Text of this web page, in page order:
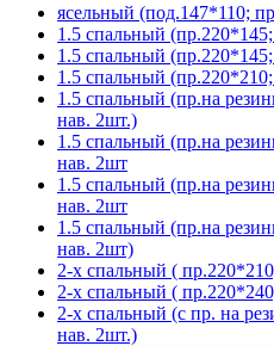
ясельный (под.147*110;
1.5 спальный
1.5 спальный
1.5 спальный
1.5 спальный (пр.на
нав. 2шт.)
1.5 спальный (пр.на
нав. 2шт
1.5 спальный (пр.на
нав. 2шт
1.5 спальный (пр.на
нав. 2шт)
2-х спальный (
2-х спальный (
2-х спальный (с пр. на
нав. 2шт.)